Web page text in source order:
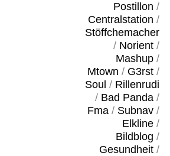
Postillon /
Centralstation /
Stöffchemacher
/ Norient/
Mashup/
Mtown / G3rst/
Soul / Rillenrudi
/ Bad Panda/
Fma/ Subnav/
Elkline/
Bildblog /
Gesundheit/